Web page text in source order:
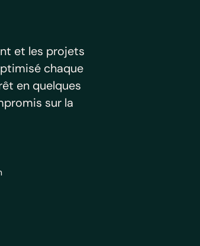
et les projets
chaque
en quelques
sur la